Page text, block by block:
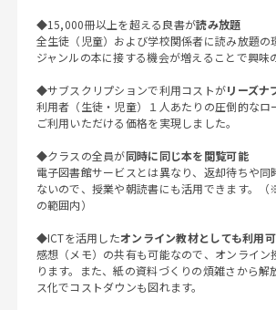
◆15,000冊以上を超える良書が読み放題
全生徒（児童）および学校関係者に読み放題の
ジャンルの本に接する機会が増えることで興味
◆サブスクリプションで利用コストがリーズナ
利用者（生徒・児童）１人あたりの圧倒的なロ
ご利用いただける価格を実現しました。
◆クラスの全員が同時に同じ本を閲覧可能
電子図書館サービスとは異なり、返却待ちや同
ないので、授業や朝読書にも活用できます。
の範囲内）
◆ICTを活用したオンライン教材としても利用
感想（メモ）の共有も可能なので、オンライン
ります。また、紙の資料づくりの煩雑さから解
ス化でコストダウンも図れます。